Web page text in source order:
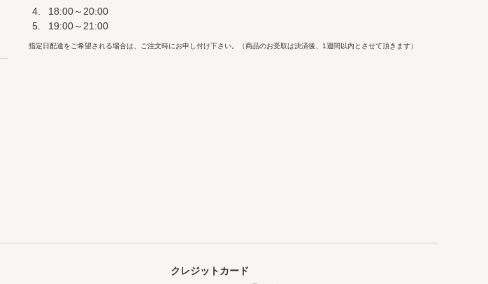
18:00～20:00
19:00～21:00
指定日配達をご希望される場合は、ご注文時にお申し付け下さい。（商品のお受取は決済後、1週間以内とさせて頂きます）
クレジットカード